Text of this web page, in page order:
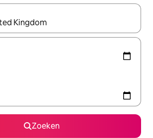
beschikbaar zijn, maak je een keuze
Zoeken